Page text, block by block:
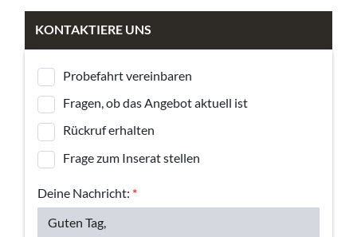
KONTAKTIERE UNS
Probefahrt vereinbaren
Fragen, ob das Angebot aktuell ist
Rückruf erhalten
Frage zum Inserat stellen
Deine Nachricht: *